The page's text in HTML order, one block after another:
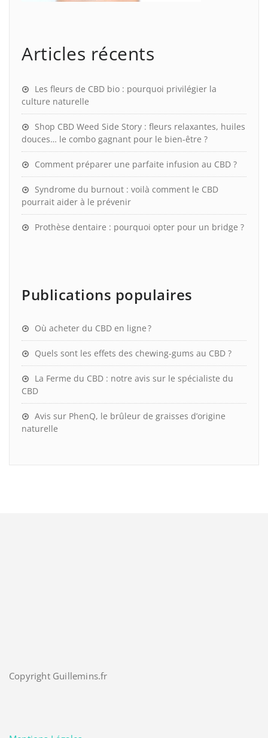
Articles récents
Les fleurs de CBD bio : pourquoi privilégier la
culture naturelle
Shop CBD Weed Side Story : fleurs relaxantes, huiles
douces… le combo gagnant pour le bien-être ?
Comment préparer une parfaite infusion au CBD ?
Syndrome du burnout : voilà comment le CBD
pourrait aider à le prévenir
Prothèse dentaire : pourquoi opter pour un bridge ?
Publications populaires
Où acheter du CBD en ligne ?
Quels sont les effets des chewing-gums au CBD ?
La Ferme du CBD : notre avis sur le spécialiste du
CBD
Avis sur PhenQ, le brûleur de graisses d’origine
naturelle
Copyright Guillemins.fr